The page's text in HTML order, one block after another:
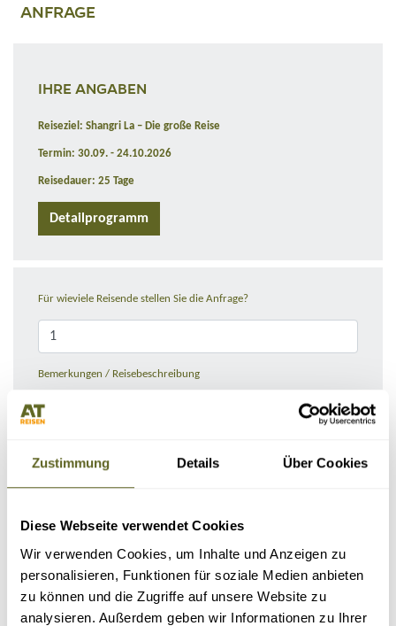
Zustimmung Details Über Cookies
Diese Webseite verwendet Cookies
Wir verwenden Cookies, um Inhalte und Anzeigen zu
personalisieren, Funktionen für soziale Medien anbieten
zu können und die Zugriffe auf unsere Website zu
analysieren. Außerdem geben wir Informationen zu Ihrer
ANFRAGE
IHRE ANGABEN
Reiseziel: Shangri La – Die große Reise
Termin: 30.09. - 24.10.2026
Reisedauer: 25 Tage
Detailprogramm
Für wieviele Reisende stellen Sie die Anfrage?
Bemerkungen / Reisebeschreibung
KONTAKTDATEN